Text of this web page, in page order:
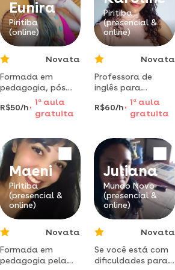
psicopedagogia
clínica.
Eunira
Piritiba
(online)
Novata
Formada em
pedagogia, pós
graduada em
autismo e
educação infantil.
alunos do 1° ao 5°
ano na rede
pública e com um
aluno autista.
R$50/h
1 aaula
gratuita
Piritiba
(presencial &
online)
Novata
Professora de
inglês para
brasileiros. venha
aprender num
método que
e a destrave o seu
inglês!
R$60/h
1 a aula
gratuita
Maeni
Piritiba
(presencial &
online)
Novata
Formada em
pedagogia pela
Juliana
Mundo Novo
(presencial &
online)
Novata
Se você está com
dificuldades para